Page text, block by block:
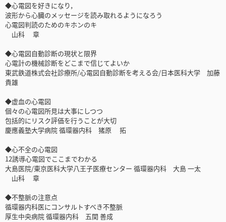
◆心電図を好きになり，
波形から心臓のメッセージを読み取れるようになろう
心電図判読のためのキホンのキ
山科 章
◆心電図自動診断の現状と限界
心電計の機械診断をどこまで信じてよいか
東武鉄道株式会社診療所/心電図自動診断を考える会/日本医科大学 加藤
貴雄
◆虚血の心電図
個々の心電図所見は大事にしつつ
包括的にリスク評価を行うことが大切
慶應義塾大学病院 循環器内科 猪原 拓
◆心不全の心電図
12誘導心電図でここまでわかる
大島医院/東京医科大学八王子医療センター 循環器内科 大島 一太
山科 章
◆不整脈の注意点
循環器内科医にコンサルトすべき不整脈
厚生中央病院 循環器内科 五関 善成